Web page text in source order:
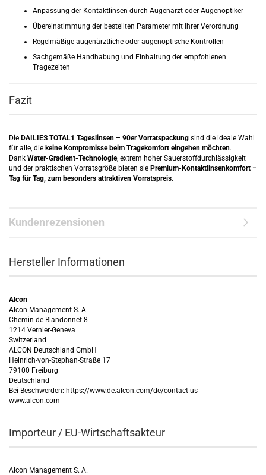
Anpassung der Kontaktlinsen durch Augenarzt oder Augenoptiker
Übereinstimmung der bestellten Parameter mit Ihrer Verordnung
Regelmäßige augenärztliche oder augenoptische Kontrollen
Sachgemäße Handhabung und Einhaltung der empfohlenen
Tragezeiten
Fazit
Die DAILIES TOTAL1 Tageslinsen – 90er Vorratspackung sind die ideale Wahl
für alle, die keine Kompromisse beim Tragekomfort eingehen möchten.
Dank Water-Gradient-Technologie, extrem hoher Sauerstoffdurchlässigkeit
und der praktischen Vorratsgröße bieten sie Premium-Kontaktlinsenkomfort –
Tag für Tag, zum besonders attraktiven Vorratspreis.
Kundenrezensionen
Hersteller Informationen
Alcon
Alcon Management S. A.
Chemin de Blandonnet 8
1214 Vernier-Geneva
Switzerland
ALCON Deutschland GmbH
Heinrich-von-Stephan-Straße 17
79100 Freiburg
Deutschland
Bei Beschwerden: https://www.de.alcon.com/de/contact-us
www.alcon.com
Importeur / EU-Wirtschaftsakteur
Alcon Management S. A.